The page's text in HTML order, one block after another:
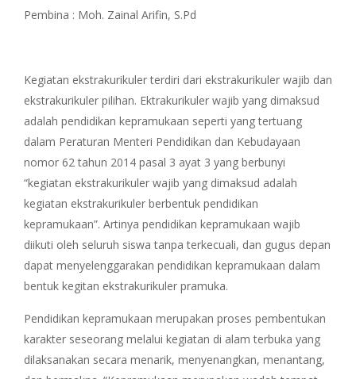
Pembina : Moh. Zainal Arifin, S.Pd
Kegiatan ekstrakurikuler terdiri dari ekstrakurikuler wajib dan
ekstrakurikuler pilihan. Ektrakurikuler wajib yang dimaksud
adalah pendidikan kepramukaan seperti yang tertuang
dalam Peraturan Menteri Pendidikan dan Kebudayaan
nomor 62 tahun 2014 pasal 3 ayat 3 yang berbunyi
“kegiatan ekstrakurikuler wajib yang dimaksud adalah
kegiatan ekstrakurikuler berbentuk pendidikan
kepramukaan”. Artinya pendidikan kepramukaan wajib
diikuti oleh seluruh siswa tanpa terkecuali, dan gugus depan
dapat menyelenggarakan pendidikan kepramukaan dalam
bentuk kegitan ekstrakurikuler pramuka.
Pendidikan kepramukaan merupakan proses pembentukan
karakter seseorang melalui kegiatan di alam terbuka yang
dilaksanakan secara menarik, menyenangkan, menantang,